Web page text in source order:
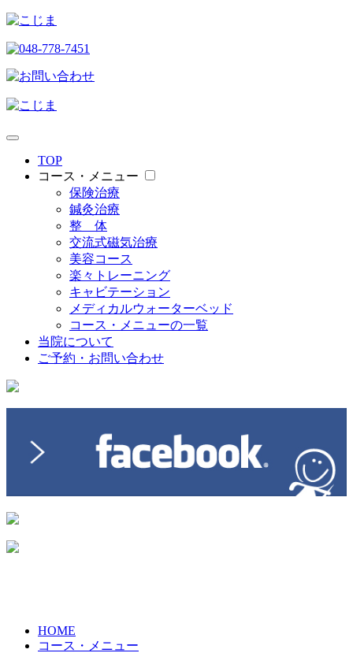
TOP
コース・メニュー
保険治療
鍼灸治療
整 体
交流式磁気治療
美容コース
楽々トレーニング
キャビテーション
メディカルウォーターベッド
コース・メニューの一覧
当院について
ご予約・お問い合わせ
HOME
コース・メニュー